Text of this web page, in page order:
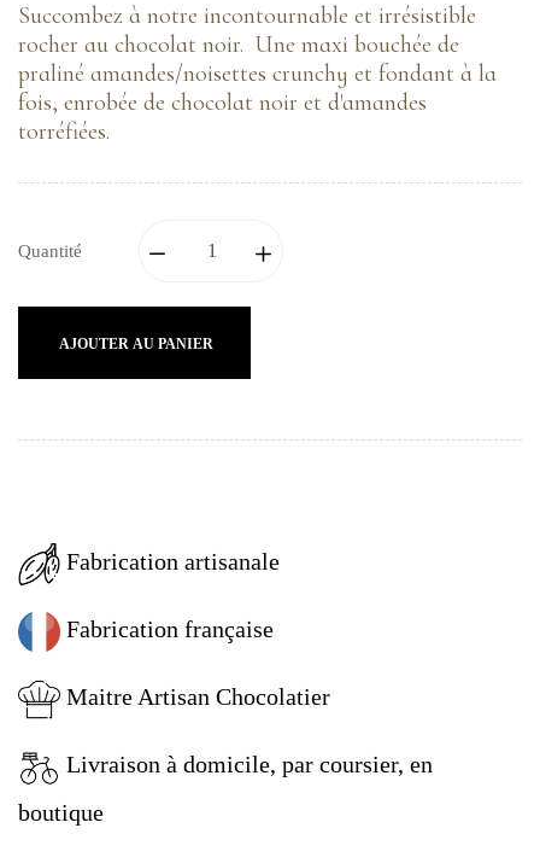
Succombez à notre incontournable et irrésistible
rocher au chocolat noir. Une maxi bouchée de
praliné amandes/noisettes crunchy et fondant à la
fois, enrobée de chocolat noir et d'amandes
torréfiées.
Quantité
AJOUTER AU PANIER
Fabrication artisanale
Fabrication française
Maitre Artisan Chocolatier
Livraison à domicile, par coursier, en
boutique